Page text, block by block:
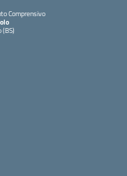
Comprensivo
(BS)